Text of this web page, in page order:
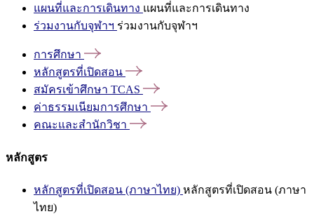
แผนที่และการเดินทาง แผนที่และการเดินทาง
ร่วมงานกับจุฬาฯ ร่วมงานกับจุฬาฯ
การศึกษา
หลักสูตรที่เปิดสอน
สมัครเข้าศึกษา TCAS
ค่าธรรมเนียมการศึกษา
คณะและสำนักวิชา
หลักสูตร
หลักสูตรที่เปิดสอน (ภาษาไทย) หลักสูตรที่เปิดสอน (ภาษา
ไทย)